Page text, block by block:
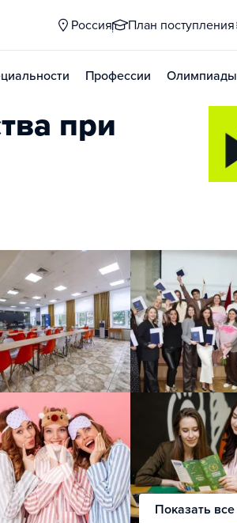
Россия План поступления
Профессии Олимпиады
при
Показать все